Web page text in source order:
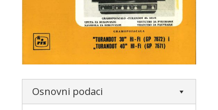
Osnovni podaci